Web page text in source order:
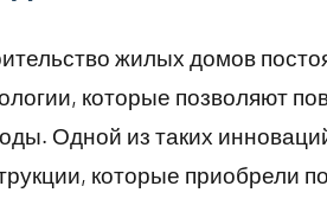
жилых домов
которые позволяют
Одной из таких
которые приобрели